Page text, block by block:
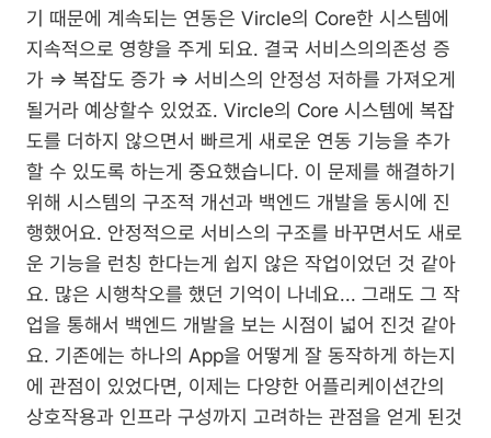
기 때문에 계속되는 연동은 Vircle의 Core한 시스템에
지속적으로 영향을 주게 되요. 결국 서비스의의존성 증
가 ⇒ 복잡도 증가 ⇒ 서비스의 안정성 저하를 가져오게
될거라 예상할수 있었죠. Vircle의 Core 시스템에 복잡
도를 더하지 않으면서 빠르게 새로운 연동 기능을 추가
할 수 있도록 하는게 중요했습니다. 이 문제를 해결하기
위해 시스템의 구조적 개선과 백엔드 개발을 동시에 진
행했어요. 안정적으로 서비스의 구조를 바꾸면서도 새로
운 기능을 런칭 한다는게 쉽지 않은 작업이었던 것 같아
요. 많은 시행착오를 했던 기억이 나네요... 그래도 그 작
업을 통해서 백엔드 개발을 보는 시점이 넓어 진것 같아
요. 기존에는 하나의 App을 어떻게 잘 동작하게 하는지
에 관점이 있었다면, 이제는 다양한 어플리케이션간의
상호작용과 인프라 구성까지 고려하는 관점을 얻게 된것